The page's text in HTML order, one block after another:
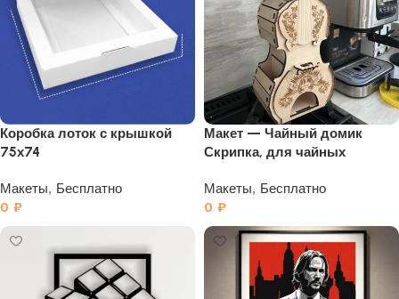
Коробка лоток с крышкой
75х74
Макеты, Бесплатно
0 ₽
Макет — Чайный домик
Скрипка, для чайных
Макеты, Бесплатно
0 ₽